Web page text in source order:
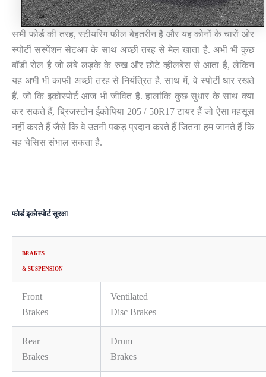
सभी फोर्ड की तरह, स्टीयरिंग फील बेहतरीन है और यह कोनों के चारों ओर
स्पोर्टी सस्पेंशन सेटअप के साथ अच्छी तरह से मेल खाता है. अभी भी कुछ
बॉडी रोल है जो लंबे लड़के के रुख और छोटे व्हीलबेस से आता है, लेकिन
यह अभी भी काफी अच्छी तरह से नियंत्रित है. साथ में, वे स्पोर्टी धार रखते
हैं, जो कि इकोस्पोर्ट आज भी जीवित है. हालांकि कुछ सुधार के साथ क्या
कर सकते हैं, ब्रिजस्टोन ईकोपिया 205 / 50R17 टायर हैं जो ऐसा महसूस
नहीं करते हैं जैसे कि वे उतनी पकड़ प्रदान करते हैं जितना हम जानते हैं कि
यह चेसिस संभाल सकता है.
फोर्ड इकोस्पोर्ट सुरक्षा
BRAKES
& SUSPENSION
Front
Brakes
Ventilated
Disc Brakes
Rear
Brakes
Drum
Brakes